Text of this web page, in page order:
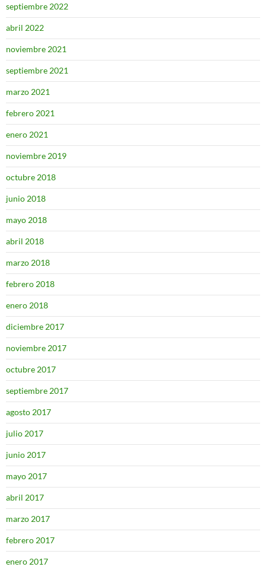
septiembre 2022
abril 2022
noviembre 2021
septiembre 2021
marzo 2021
febrero 2021
enero 2021
noviembre 2019
octubre 2018
junio 2018
mayo 2018
abril 2018
marzo 2018
febrero 2018
enero 2018
diciembre 2017
noviembre 2017
octubre 2017
septiembre 2017
agosto 2017
julio 2017
junio 2017
mayo 2017
abril 2017
marzo 2017
febrero 2017
enero 2017